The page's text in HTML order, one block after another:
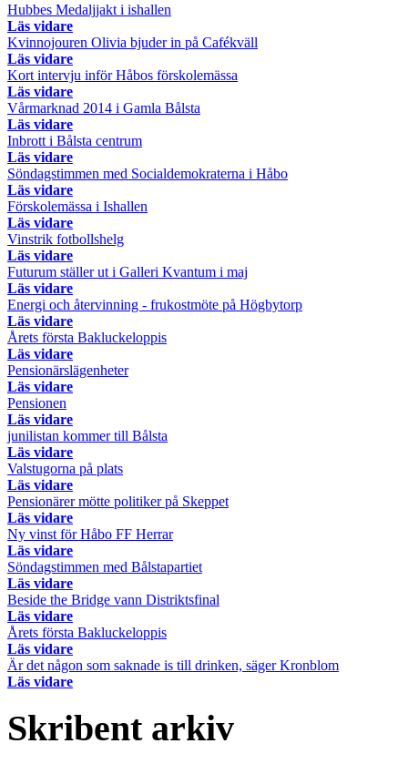
Hubbes Medaljjakt i ishallen
Läs vidare
Kvinnojouren Olivia bjuder in på Cafékväll
Läs vidare
Kort intervju inför Håbos förskolemässa
Läs vidare
Vårmarknad 2014 i Gamla Bålsta
Läs vidare
Inbrott i Bålsta centrum
Läs vidare
Söndagstimmen med Socialdemokraterna i Håbo
Läs vidare
Förskolemässa i Ishallen
Läs vidare
Vinstrik fotbollshelg
Läs vidare
Futurum ställer ut i Galleri Kvantum i maj
Läs vidare
Energi och återvinning - frukostmöte på Högbytorp
Läs vidare
Årets första Bakluckeloppis
Läs vidare
Pensionärslägenheter
Läs vidare
Pensionen
Läs vidare
junilistan kommer till Bålsta
Läs vidare
Valstugorna på plats
Läs vidare
Pensionärer mötte politiker på Skeppet
Läs vidare
Ny vinst för Håbo FF Herrar
Läs vidare
Söndagstimmen med Bålstapartiet
Läs vidare
Beside the Bridge vann Distriktsfinal
Läs vidare
Årets första Bakluckeloppis
Läs vidare
Är det någon som saknade is till drinken, säger Kronblom
Läs vidare
Skribent arkiv